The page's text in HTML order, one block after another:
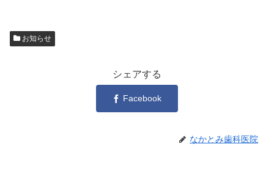
お知らせ
シェアする
Facebook
なかとみ歯科医院